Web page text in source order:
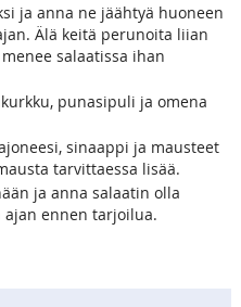
ja anna ne jäähtyä huoneen
Älä keitä perunoita liian
salaatissa ihan
punasipuli ja omena
sinaappi ja mausteet
tarvittaessa lisää.
ja anna salaatin olla
ennen tarjoilua.